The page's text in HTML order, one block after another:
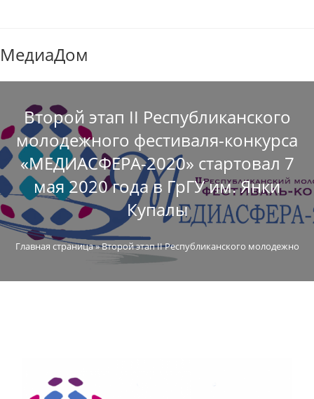
МедиаДом
Второй этап II Республиканского
молодежного фестиваля-конкурса
«МЕДИАСФЕРА-2020» стартовал 7
мая 2020 года в ГрГУ им. Янки
Купалы
Главная страница»Второй этап II Республиканского